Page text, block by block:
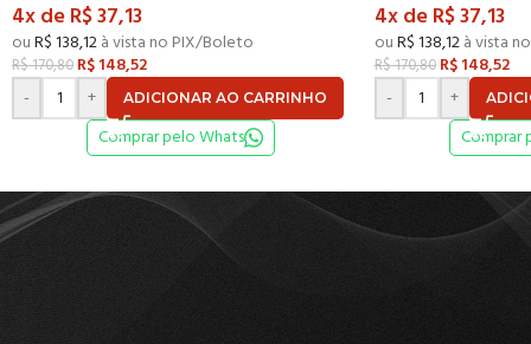
4x deR$37,13
ouR$138,12à vista no PIX/Boleto
R$170,80 R$148,52
-
+ ADICIONAR AO CARRINHO
Comprar pelo Whats
4x deR$37,13
ouR$138,12à vista
R$170,80 R$148,52
-
+
Comprar